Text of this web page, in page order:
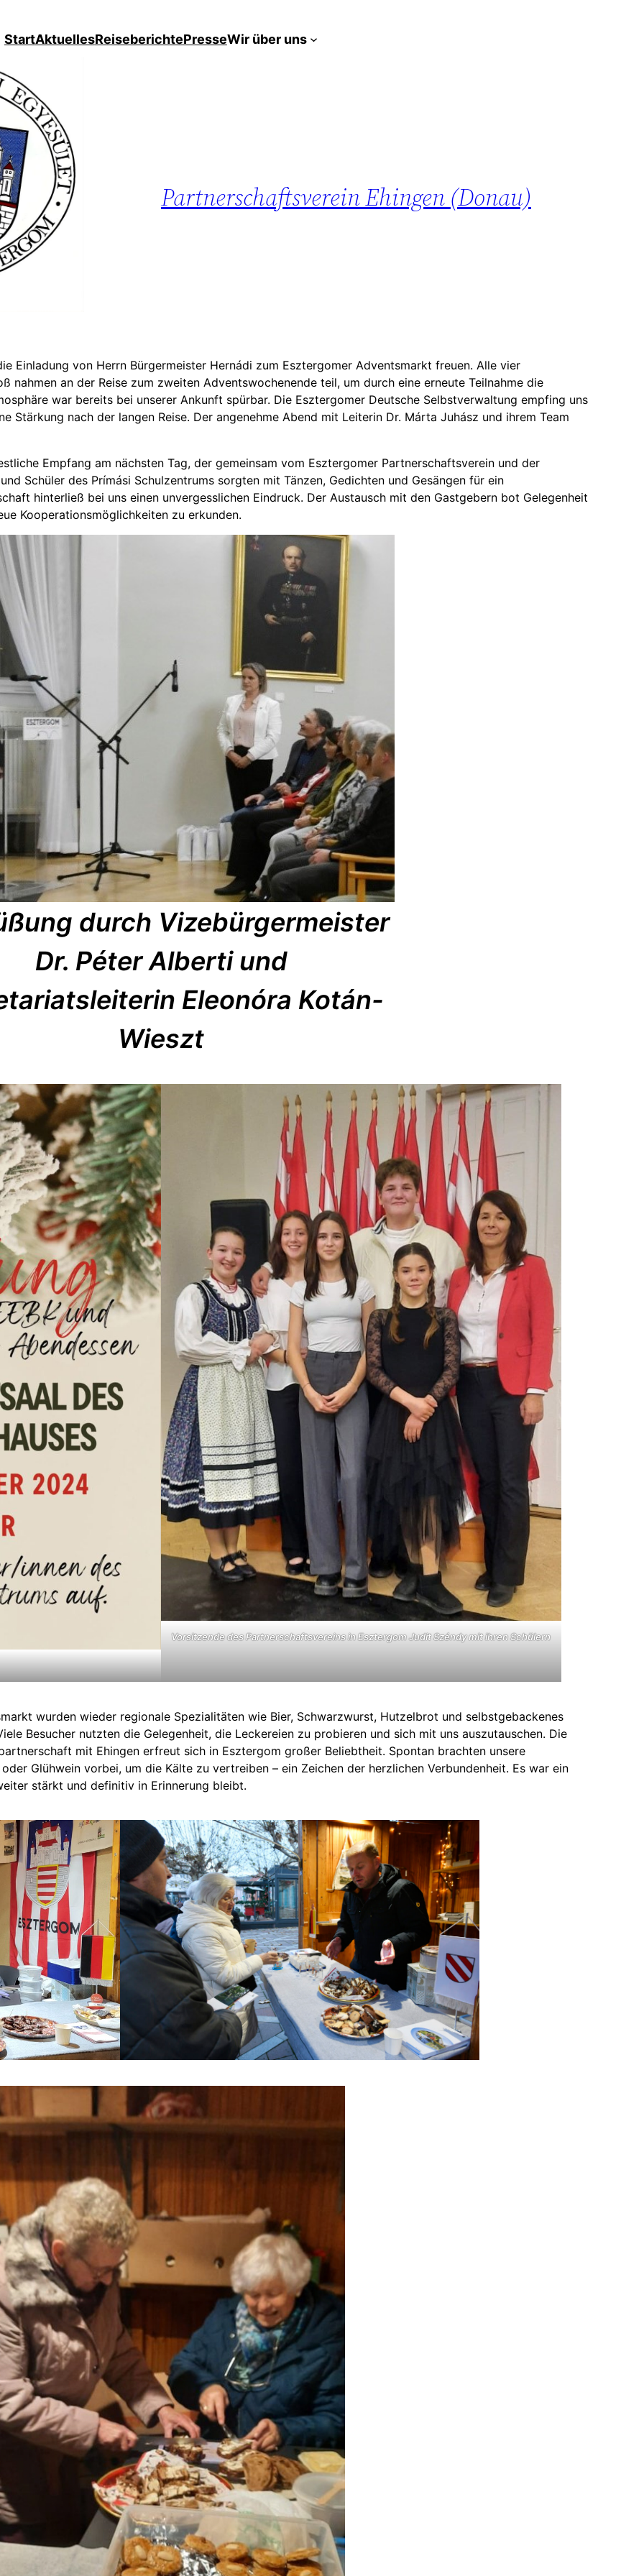
StartAktuellesReiseberichtePresseWir über uns
Partnerschaftsverein Ehingen (Donau)
Einladung von Herrn Bürgermeister Hernádi zum Esztergomer Adventsmarkt freuen. Alle vier
nahmen an der Reise zum zweiten Adventswochenende teil, um durch eine erneute Teilnahme die
war bereits bei unserer Ankunft spürbar. Die Esztergomer Deutsche Selbstverwaltung empfing uns
Stärkung nach der langen Reise. Der angenehme Abend mit Leiterin Dr. Márta Juhász und ihrem Team
Empfang am nächsten Tag, der gemeinsam vom Esztergomer Partnerschaftsverein und der
Schüler des Prímási Schulzentrums sorgten mit Tänzen, Gedichten und Gesängen für ein
hinterließ bei uns einen unvergesslichen Eindruck. Der Austausch mit den Gastgebern bot Gelegenheit
Kooperationsmöglichkeiten zu erkunden.
durch Vizebürgermeister
Dr. Péter Alberti und
Eleonóra Kotán-
Wieszt
Vorsitzende des Partnerschaftsvereins in Esztergom Judit Széndy mit ihren Schülern
wurden wieder regionale Spezialitäten wie Bier, Schwarzwurst, Hutzelbrot und selbstgebackenes
Besucher nutzten die Gelegenheit, die Leckereien zu probieren und sich mit uns auszutauschen. Die
mit Ehingen erfreut sich in Esztergom großer Beliebtheit. Spontan brachten unsere
Glühwein vorbei, um die Kälte zu vertreiben – ein Zeichen der herzlichen Verbundenheit. Es war ein
stärkt und definitiv in Erinnerung bleibt.